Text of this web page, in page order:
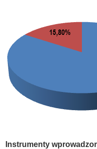
Instrumenty